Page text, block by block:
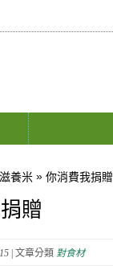
養米 » 你消費我捐贈
贈
| 文章分類 對食材